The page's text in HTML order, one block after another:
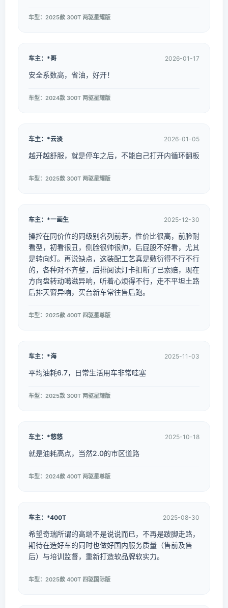
车型：2025款 300T 两驱星耀版
车主：*哥 2026-01-17
安全系数高，省油，好开！
车型：2024款 300T 两驱星耀版
车主：*云淡 2026-01-05
越开越舒服，就是停车之后，不能自己打开内循环翻板
车型：2025款 300T 两驱星耀版
车主：*一画生 2025-12-30
操控在同价位的同级别名列前茅，性价比很高，前脸耐
看型，初看很丑，侧脸很帅很帅，后屁股不好看，尤其
是转向灯。再说缺点，这装配工艺真是敷衍得不行不行
的，各种对不齐整，后排阅读灯卡扣断了已索赔，现在
方向盘转动噶滋异响，听着心烦得不行，走不平坦土路
后排天窗异响，买台新车常往售后跑。
车型：2025款 400T 四驱星尊版
车主：*海 2025-11-03
平均油耗6.7，日常生活用车非常哇塞
车型：2025款 300T 两驱星耀版
车主：*悠悠 2025-10-18
就是油耗高点，当然2.0的市区道路
车型：2024款 400T 两驱星尊版
车主：*400T 2025-08-30
希望奇瑞所谓的高端不是说说而已，不再是跛脚走路，
期待在造好车的同时也做好国内服务质量（售前及售
后）与培训监督，重新打造软品牌软实力。
车型：2025款 400T 四驱国际版